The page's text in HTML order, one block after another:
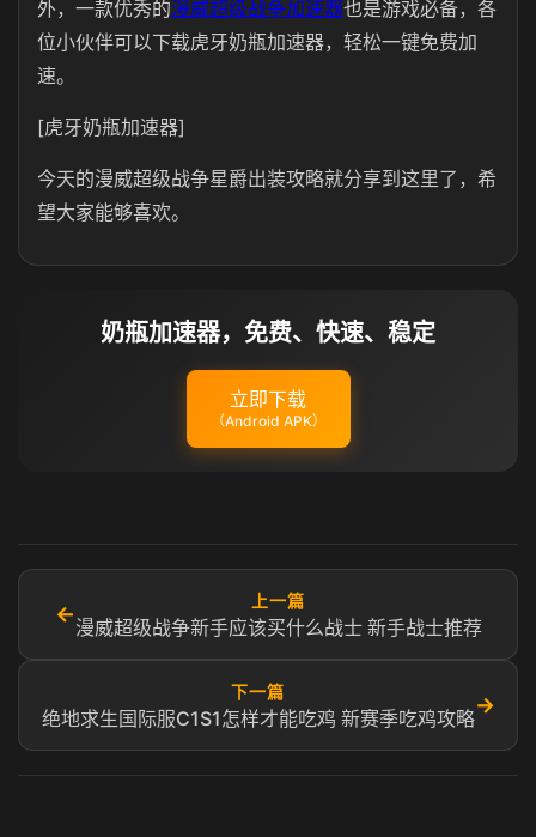
外，一款优秀的漫威超级战争加速器也是游戏必备，各
位小伙伴可以下载虎牙奶瓶加速器，轻松一键免费加
速。
[虎牙奶瓶加速器]
今天的漫威超级战争星爵出装攻略就分享到这里了，希
望大家能够喜欢。
奶瓶加速器，免费、快速、稳定
立即下载
（Android APK）
←
上一篇
漫威超级战争新手应该买什么战士 新手战士推荐
下一篇
绝地求生国际服C1S1怎样才能吃鸡 新赛季吃鸡攻略
→